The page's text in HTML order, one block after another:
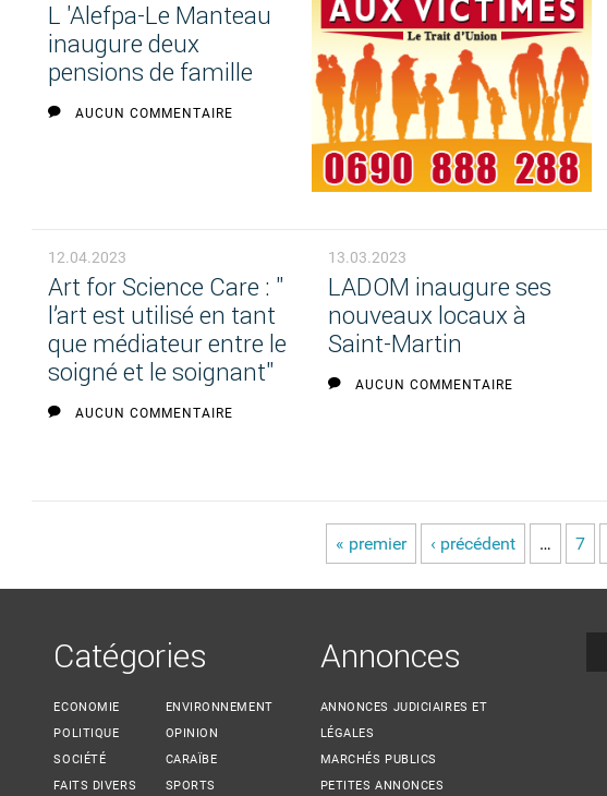
L 'Alefpa-Le Manteau
inaugure deux
pensions de famille
AUCUN COMMENTAIRE
12.04.2023
Art for Science Care : "
l’art est utilisé en tant
que médiateur entre le
soigné et le soignant"
AUCUN COMMENTAIRE
13.03.2023
LADOM inaugure ses
nouveaux locaux à
Saint-Martin
AUCUN COMMENTAIRE
« premier ‹ précédent … 7
Catégories
ECONOMIE
POLITIQUE
SOCIÉTÉ
FAITS DIVERS
ENVIRONNEMENT
OPINION
CARAÏBE
SPORTS
Annonces
ANNONCES JUDICIAIRES ET
LÉGALES
MARCHÉS PUBLICS
PETITES ANNONCES